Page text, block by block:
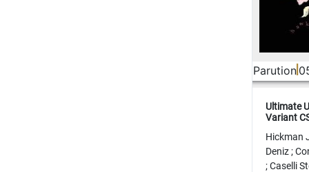
Parution
Ultimate
Variant
Hickman
Deniz;
;Caselli